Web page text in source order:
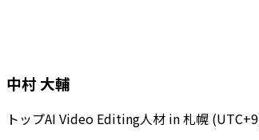
中村 大輔
トップAI Video Editing人材 in札幌